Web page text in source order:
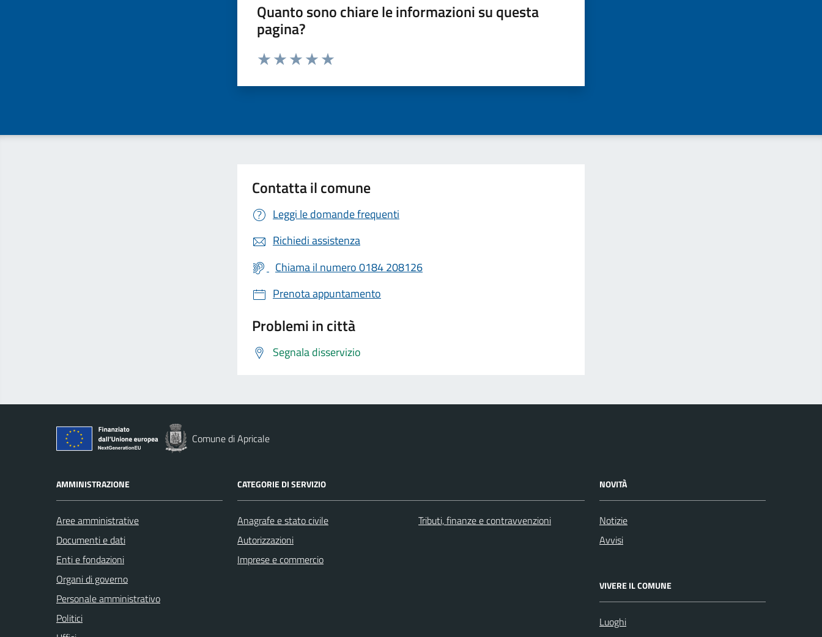
Quanto sono chiare le informazioni su questa
pagina?
Valuta da 1 a 5 stelle la pagina
Contatta il comune
Leggi le domande frequenti
Richiedi assistenza
Chiama il numero 0184 208126
Prenota appuntamento
Problemi in città
Segnala disservizio
Comune di Apricale
AMMINISTRAZIONE
Aree amministrative
Documenti e dati
Enti e fondazioni
Organi di governo
Personale amministrativo
Politici
CATEGORIE DI SERVIZIO
Anagrafe e stato civile
Autorizzazioni
Imprese e commercio
Tributi, finanze e contravvenzioni
NOVITÀ
Notizie
Avvisi
VIVERE IL COMUNE
Luoghi